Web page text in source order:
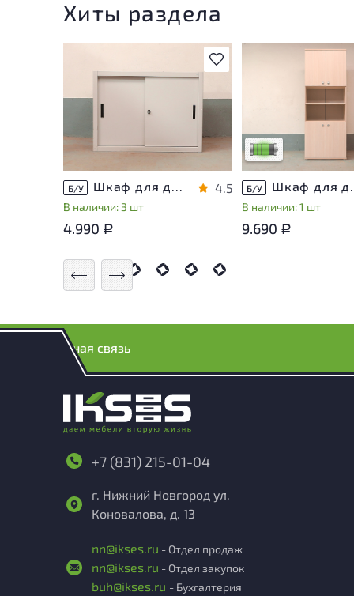
Хиты раздела
В избранное
Б/У Шкаф для документов Металл
В наличии: 3 шт
4.5
4.990 Р
незначительные
эксплуатации, не
использования
Низкая степень
Б/У Шкаф для
В наличии: 1 шт
9.690 Р
Обратная связь
+7 (831) 215-01-04
г. Нижний Новгород ул.
Коновалова, д. 13
nn@ikses.ru - Отдел продаж
nn@ikses.ru - Отдел закупок
buh@ikses.ru - Бухгалтерия